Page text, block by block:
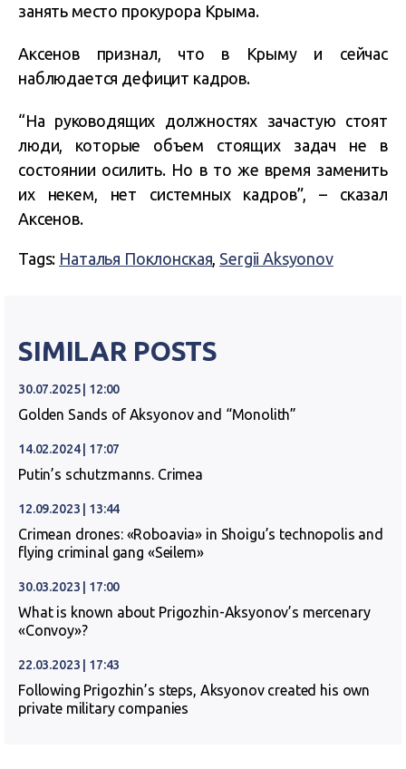
занять место прокурора Крыма.
Аксенов признал, что в Крыму и сейчас
наблюдается дефицит кадров.
“На руководящих должностях зачастую стоят
люди, которые объем стоящих задач не в
состоянии осилить. Но в то же время заменить
их некем, нет системных кадров”, – сказал
Аксенов.
Tags: Наталья Поклонская Sergii Aksyonov
SIMILAR POSTS
30.07.2025 | 12:00
Golden Sands of Aksyonov and “Monolith”
14.02.2024 | 17:07
Putin’s schutzmanns. Crimea
12.09.2023 | 13:44
Crimean drones: «Roboavia» in Shoigu’s technopolis and
flying criminal gang «Seilem»
30.03.2023 | 17:00
What is known about Prigozhin-Aksyonov’s mercenary
«Convoy»?
22.03.2023 | 17:43
Following Prigozhin’s steps, Aksyonov created his own
private military companies